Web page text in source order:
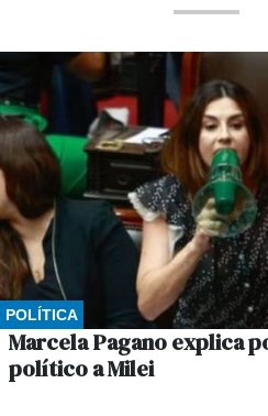
POLÍTICA
Marcela Pagano explica
político a Milei